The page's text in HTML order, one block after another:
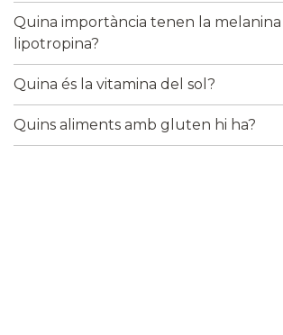
Quina importància tenen la melanina
lipotropina?
Quina és la vitamina del sol?
Quins aliments amb gluten hi ha?